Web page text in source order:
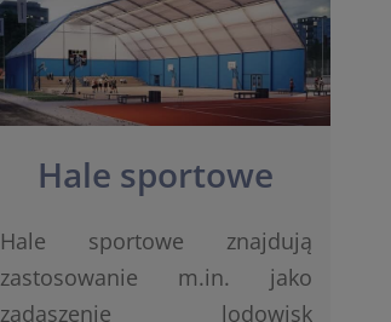
Hale sportowe
Hale sportowe znajdują
zastosowanie m.in. jako
zadaszenie lodowisk